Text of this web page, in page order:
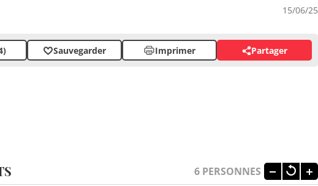
cognac et épices se déguste sur des toasts grillés en apéritif
15/06/25
Sauvegarder Imprimer Partager
6 PERSONNES